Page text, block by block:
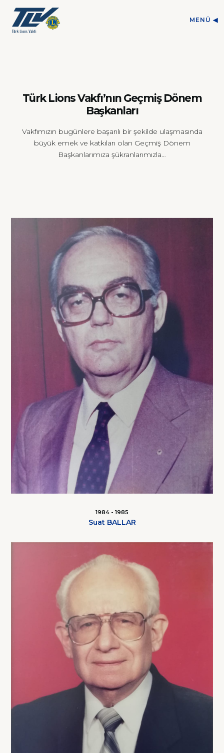
MENÜ ◀︎
Türk Lions Vakfı’nın Geçmiş Dönem
Başkanları
Vakfımızın bugünlere başarılı bir şekilde ulaşmasında
büyük emek ve katkıları olan Geçmiş Dönem
Başkanlarımıza şükranlarımızla…
1984 - 1985
Suat BALLAR